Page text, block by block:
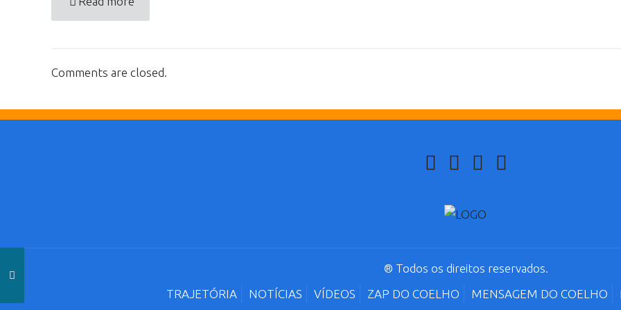
Comments are closed.
® Todos os direitos reservados.
TRAJETÓRIA
NOTÍCIAS VÍDEOS ZAP DO COELHO MENSAGEM DO COELHO